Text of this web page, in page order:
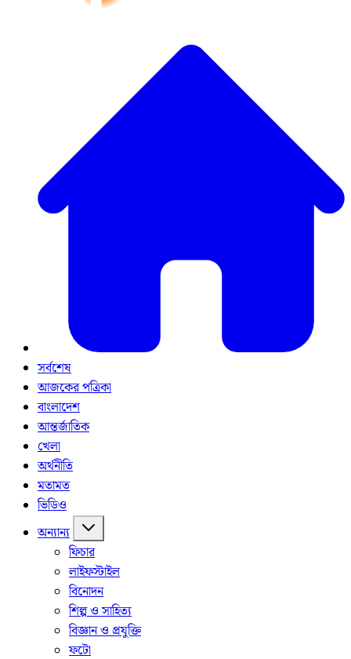
সর্বশেষ
আজকের পত্রিকা
বাংলাদেশ
আন্তর্জাতিক
খেলা
অর্থনীতি
মতামত
ভিডিও
অন্যান্য
ফিচার
লাইফস্টাইল
বিনোদন
শিল্প ও সাহিত্য
বিজ্ঞান ও প্রযুক্তি
ফটো